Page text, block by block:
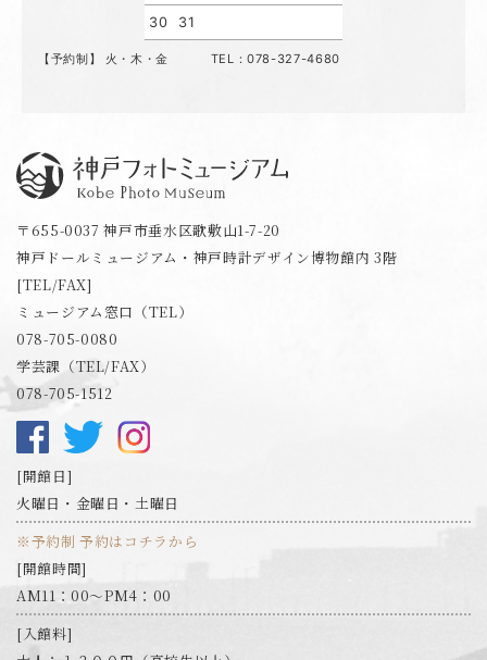
30 31
【予約制】 火・木・金 TEL：078-327-4680
〒655-0037 神戸市垂水区歌敷山1-7-20
神戸ドールミュージアム・神戸時計デザイン博物館内 3階
[TEL/FAX]
ミュージアム窓口（TEL）
078-705-0080
学芸課（TEL/FAX）
078-705-1512
開館日
火曜日・金曜日・土曜日
※予約制 予約はコチラから
開館時間
AM11：00～PM4：00
入館料